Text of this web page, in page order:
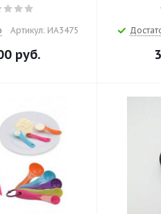
Артикул: ИА3475
руб.